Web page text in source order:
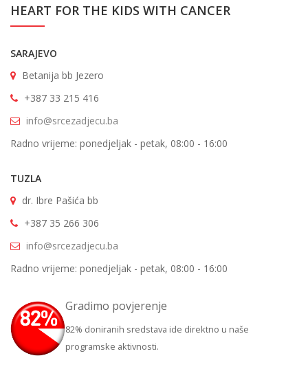
HEART FOR THE KIDS WITH CANCER
SARAJEVO
Betanija bb Jezero
+387 33 215 416
info@srcezadjecu.ba
Radno vrijeme: ponedjeljak - petak, 08:00 - 16:00
TUZLA
dr. Ibre Pašića bb
+387 35 266 306
info@srcezadjecu.ba
Radno vrijeme: ponedjeljak - petak, 08:00 - 16:00
Gradimo povjerenje
82% doniranih sredstava ide direktno u naše
programske aktivnosti.